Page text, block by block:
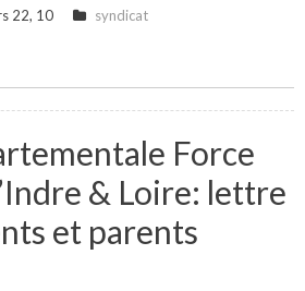
22, 10 syndicat
Force
& Loire: lettre
et parents